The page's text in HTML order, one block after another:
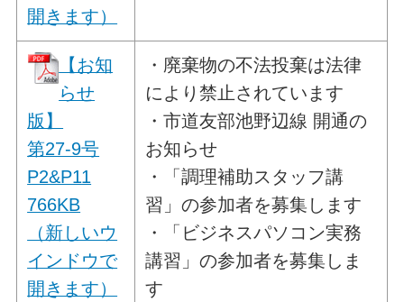
開きます）
【お知
らせ
版】
第27-9号
P2&P11
766KB
（新しいウ
インドウで
開きます）
・廃棄物の不法投棄は法律
により禁止されています
・市道友部池野辺線 開通の
お知らせ
・「調理補助スタッフ講
習」の参加者を募集します
・「ビジネスパソコン実務
講習」の参加者を募集しま
す